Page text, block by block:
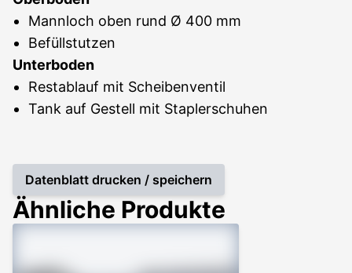
Mannloch oben rund Ø 400 mm
Befüllstutzen
Unterboden
Restablauf mit Scheibenventil
Tank auf Gestell mit Staplerschuhen
Datenblatt drucken / speichern
Ähnliche Produkte